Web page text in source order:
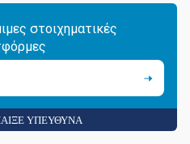
στοιχηματικές
ΥΠΕΥΘΥΝΑ